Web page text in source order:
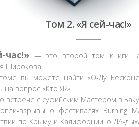
Том 2. «Я сей-час!»
час!» — это второй том книги
Широкова.
вы можете найти «О-Ду
на вопрос «Кто Я?»
встрече с суфийским Мастером в
взрывы о фестивалях Burning
по Крыму и Калифорнии, о ДА-